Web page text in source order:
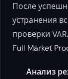
После
устранения
проверки
Full Market
Анализ